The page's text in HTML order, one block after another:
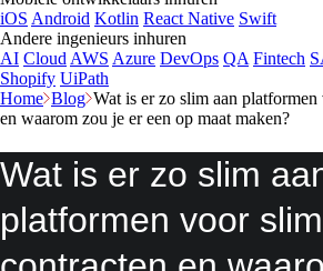
iOS Android Kotlin React Native Swift
Andere ingenieurs inhuren
AI Cloud AWS Azure DevOps QA Fintech
Shopify UiPath
Home Blog Wat is er zo slim aan
en waarom zou je er een op maat maken?
Wat is er zo slim
platformen voor